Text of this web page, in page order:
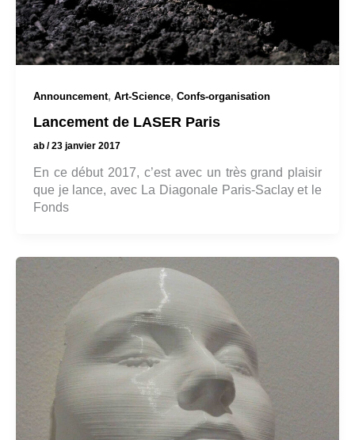
Announcement, Art-Science, Confs-organisation
Lancement de LASER Paris
ab /23 janvier 2017
En ce début 2017, c’est avec un très grand plaisir
que je lance, avec La Diagonale Paris-Saclay et le
Fonds